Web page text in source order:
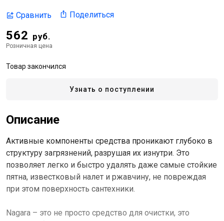
Сравнить Поделиться
562 руб.
Розничная цена
Товар закончился
Узнать о поступлении
Описание
Активные компоненты средства проникают глубоко в
структуру загрязнений, разрушая их изнутри. Это
позволяет легко и быстро удалять даже самые стойкие
пятна, известковый налет и ржавчину, не повреждая
при этом поверхность сантехники.
Nagara – это не просто средство для очистки, это